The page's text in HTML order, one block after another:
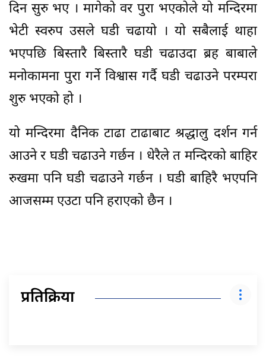
दिन सुरु भए । मागेको वर पुरा भएकोले यो मन्दिरमा
भेटी स्वरुप उसले घडी चढायो । यो सबैलाई थाहा
भएपछि बिस्तारै बिस्तारै घडी चढाउदा ब्रह बाबाले
मनोकामना पुरा गर्ने विश्वास गर्दै घडी चढाउने परम्परा
शुरु भएको हो ।
यो मन्दिरमा दैनिक टाढा टाढाबाट श्रद्धालु दर्शन गर्न
आउने र घडी चढाउने गर्छन । धेरैले त मन्दिरको बाहिर
रुखमा पनि घडी चढाउने गर्छन । घडी बाहिरै भएपनि
आजसम्म एउटा पनि हराएको छैन ।
प्रतिक्रिया